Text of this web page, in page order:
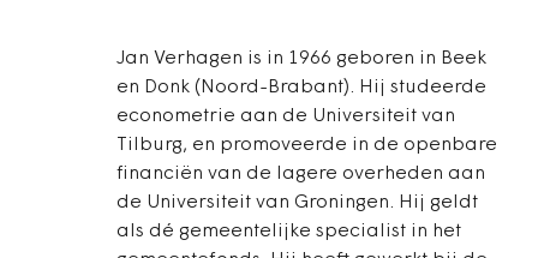
Jan Verhagen is in 1966 geboren in Beek
en Donk (Noord-Brabant). Hij studeerde
econometrie aan de Universiteit van
Tilburg, en promoveerde in de openbare
financiën van de lagere overheden aan
de Universiteit van Groningen. Hij geldt
als dé gemeentelijke specialist in het